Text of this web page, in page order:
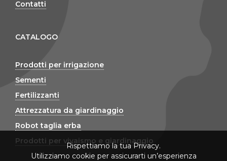
Contatti
CATALOGO
Prodotti per irrigazione
Sementi
Fertilizzanti
Attrezzatura da giardinaggio
Robot taglia erba
Prodotti per vivaismo e giardinaggio
Rispettiamo la tua Privacy.
Utilizziamo cookie per assicurarti un’esperienza